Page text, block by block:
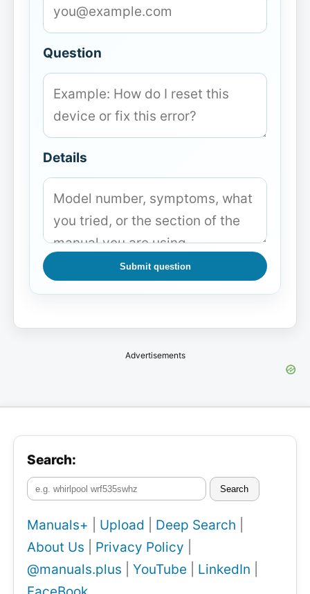
Question
Details
Submit question
Advertisements
Search:
Search
Manuals+ Upload Deep Search
About Us
Privacy Policy
@manuals.plus
YouTube LinkedIn